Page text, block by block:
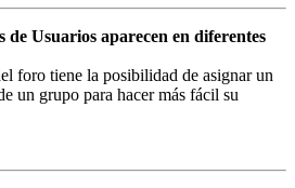
de Usuarios aparecen en diferentes
foro tiene la posibilidad de asignar un
un grupo para hacer más fácil su